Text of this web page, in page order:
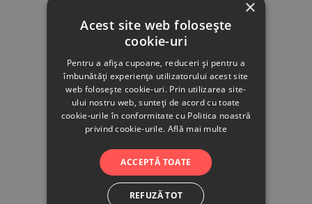
500
×
Acest site web folosește
cookie-uri
Pentru a afișa cupoane, reduceri și pentru a
îmbunătăți experiența utilizatorului acest site
web folosește cookie-uri. Prin utilizarea site-
ului nostru web, sunteți de acord cu toate
cookie-urile în conformitate cu Politica noastră
privind cookie-urile. Află mai multe
ACCEPTĂ TOATE
REFUZĂ TOT